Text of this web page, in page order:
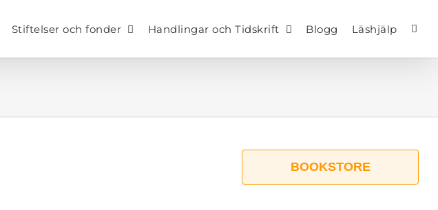
Stiftelser och fonder Handlingar och Tidskrift Blogg Läshjälp
BOOKSTORE